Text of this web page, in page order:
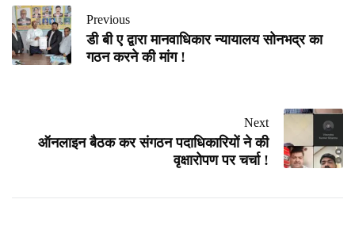
Previous
डी बी ए द्वारा मानवाधिकार न्यायालय सोनभद्र का
गठन करने की मांग !
Next
ऑनलाइन बैठक कर संगठन पदाधिकारियों ने की
वृक्षारोपण पर चर्चा !